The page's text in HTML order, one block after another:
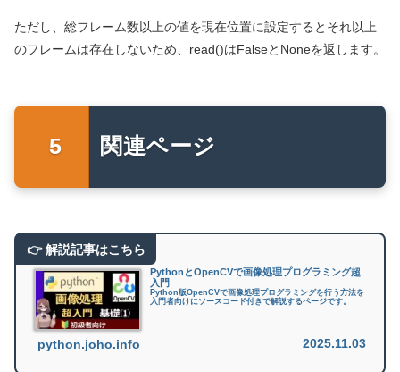
ただし、総フレーム数以上の値を現在位置に設定するとそれ以上
のフレームは存在しないため、read()はFalseとNoneを返します。
関連ページ
PythonとOpenCVで画像処理プログラミング超
入門
Python版OpenCVで画像処理プログラミングを行う方法を
入門者向けにソースコード付きで解説するページです。
python.joho.info 2025.11.03